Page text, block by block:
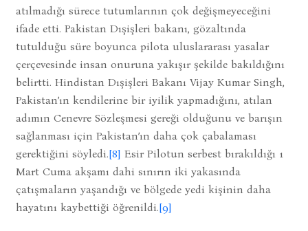
atılmadığı sürece tutumlarının çok değişmeyeceğini
ifade etti. Pakistan Dışişleri bakanı, gözaltında
tutulduğu süre boyunca pilota uluslararası yasalar
çerçevesinde insan onuruna yakışır şekilde bakıldığını
belirtti. Hindistan Dışişleri Bakanı Vijay Kumar Singh,
Pakistan’ın kendilerine bir iyilik yapmadığını, atılan
adımın Cenevre Sözleşmesi gereği olduğunu ve barışın
sağlanması için Pakistan’ın daha çok çabalaması
gerektiğini söyledi.[8] Esir Pilotun serbest bırakıldığı 1
Mart Cuma akşamı dahi sınırın iki yakasında
çatışmaların yaşandığı ve bölgede yedi kişinin daha
hayatını kaybettiği öğrenildi.[9]